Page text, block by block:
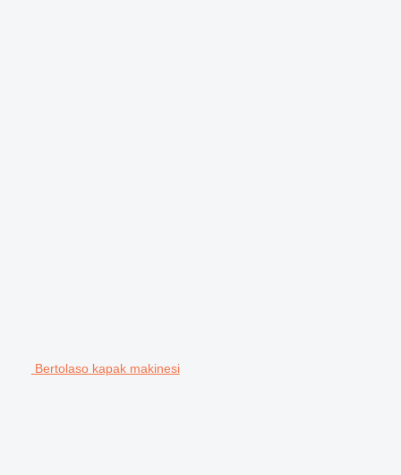
Bertolaso kapak makinesi